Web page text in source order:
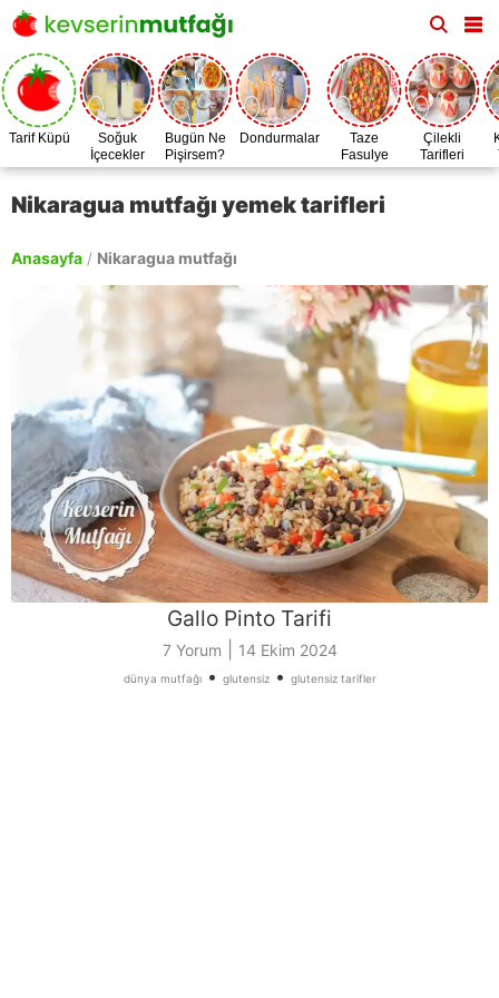
Tarif Küpü
Soğuk
İçecekler
Bugün Ne
Pişirsem?
Dondurmalar
Taze
Fasulye
Zamanı
Çilekli
Tarifleri
Nikaragua mutfağı yemek tarifleri
Anasayfa / Nikaragua mutfağı
Gallo Pinto Tarifi
7 Yorum 14 Ekim 2024
dünya mutfağı• glutensiz• glutensiz tarifler